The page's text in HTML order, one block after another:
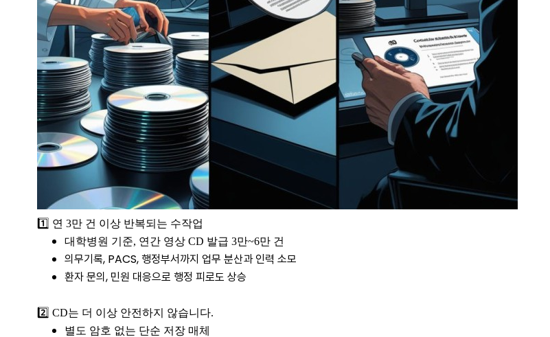
1️⃣ 연 3만 건 이상 반복되는 수작업
대학병원 기준, 연간 영상 CD 발급 3만~6만 건
의무기록, PACS, 행정부서까지 업무 분산과 인력 소모
환자 문의, 민원 대응으로 행정 피로도 상승
2️⃣ CD는 더 이상 안전하지 않습니다.
별도 암호 없는 단순 저장 매체